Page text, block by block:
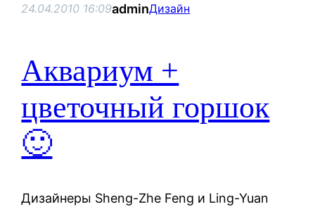
24.04.2010 16:09adminДизайн
Аквариум +
цветочный горшок
🙂
Дизайнеры Sheng-Zhe Feng и Ling-Yuan